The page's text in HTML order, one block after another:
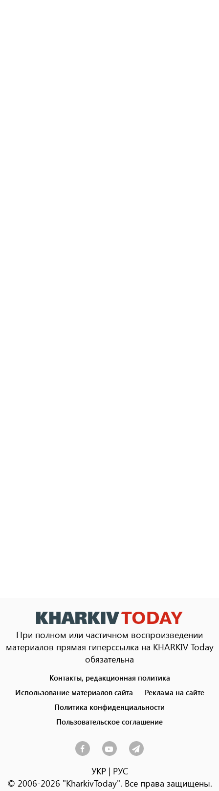
При полном или частичном воспроизведении
материалов прямая гиперссылка на KHARKIV Today
обязательна
menu
Контакты, редакционная политика
Использование материалов сайта
Реклама на сайте
Политика конфиденциальности
Пользовательское соглашение
УКР| РУС
© 2006-2026 "KharkivToday". Все права защищены.